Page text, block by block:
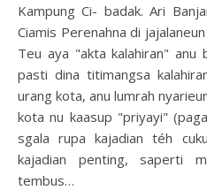
Kampung Ci- badak. Ari
Ciamis Perenahna di
Teu aya "akta kalahiran" anu
pasti dina titimangsa
urang kota, anu lumrah
kota nu kaasup "priyayi"
sgala rupa kajadian téh
kajadian penting, saperti
tembus…